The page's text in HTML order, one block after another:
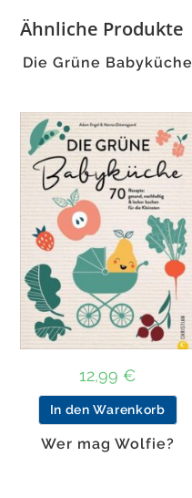
Ähnliche Produkte
Die Grüne Babyküche
12,99 €
In den Warenkorb
Wer mag Wolfie?